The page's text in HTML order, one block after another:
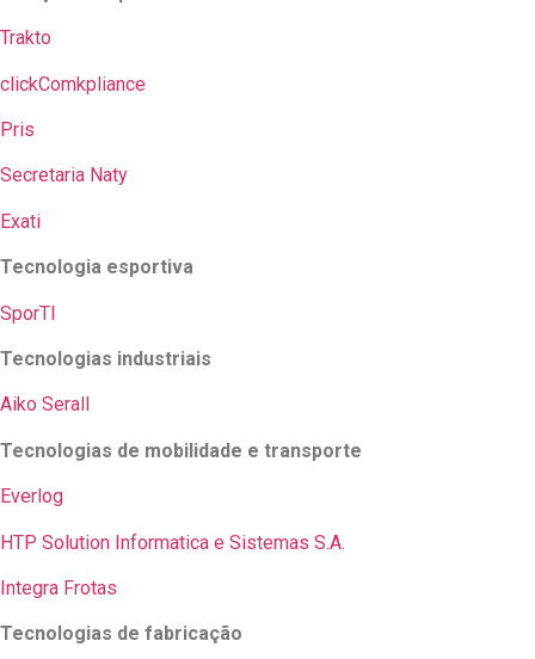
Trakto
clickComkpliance
Pris
Secretaria Naty
Exati
Tecnologia esportiva
SporTI
Tecnologias industriais
Aiko Serall
Tecnologias de mobilidade e transporte
Everlog
HTP Solution Informatica e Sistemas S.A.
Integra Frotas
Tecnologias de fabricação